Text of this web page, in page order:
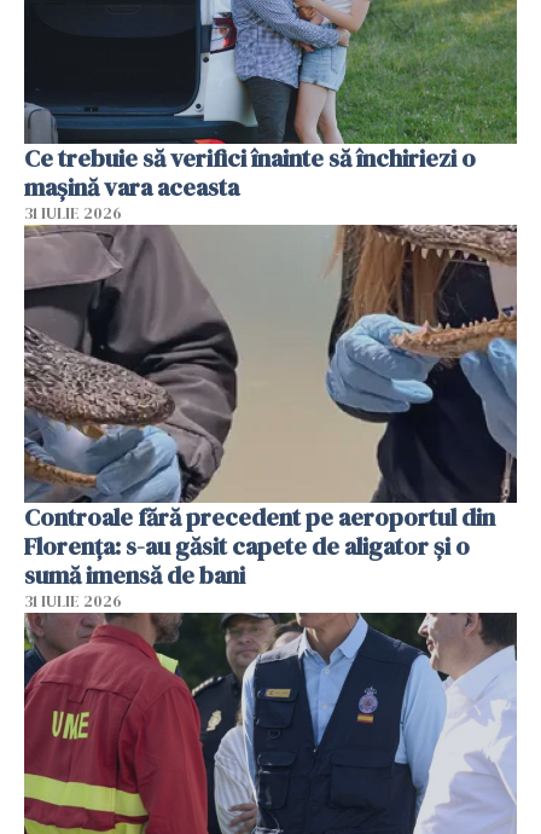
Ce trebuie să verifici înainte să închiriezi o
mașină vara aceasta
31 IULIE 2026
Controale fără precedent pe aeroportul din
Florența: s-au găsit capete de aligator și o
sumă imensă de bani
31 IULIE 2026